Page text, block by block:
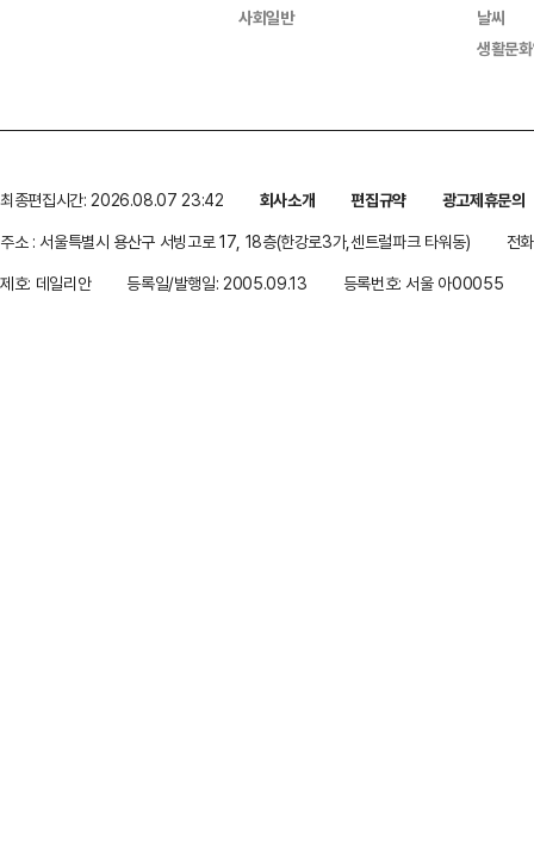
사회일반
날씨
생활문
최종편집시간: 2026.08.07 23:42 회사소개 편집규약
광고제휴문의
주소 : 서울특별시 용산구 서빙고로 17, 18층(한강로3가,센트럴파크 타워동)
전
제호: 데일리안
등록일/발행일: 2005.09.13 등록번호: 서울 아00055